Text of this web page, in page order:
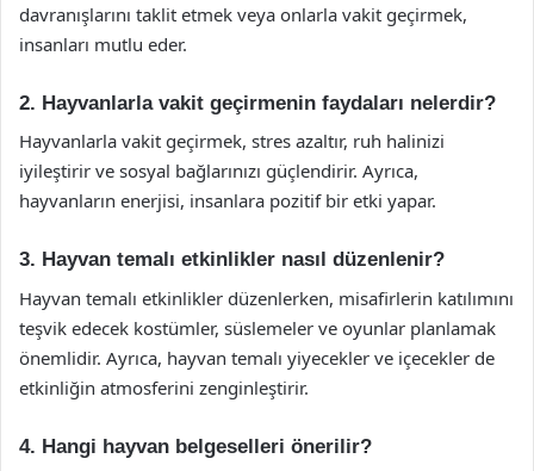
davranışlarını taklit etmek veya onlarla vakit geçirmek,
insanları mutlu eder.
2. Hayvanlarla vakit geçirmenin faydaları nelerdir?
Hayvanlarla vakit geçirmek, stres azaltır, ruh halinizi
iyileştirir ve sosyal bağlarınızı güçlendirir. Ayrıca,
hayvanların enerjisi, insanlara pozitif bir etki yapar.
3. Hayvan temalı etkinlikler nasıl düzenlenir?
Hayvan temalı etkinlikler düzenlerken, misafirlerin katılımını
teşvik edecek kostümler, süslemeler ve oyunlar planlamak
önemlidir. Ayrıca, hayvan temalı yiyecekler ve içecekler de
etkinliğin atmosferini zenginleştirir.
4. Hangi hayvan belgeselleri önerilir?